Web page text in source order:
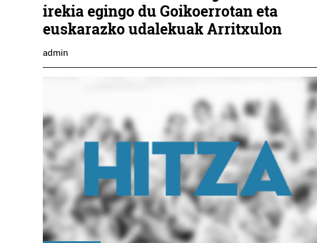
irekia egingo du Goikoerrotan eta
euskarazko udalekuak Arritxulon
admin